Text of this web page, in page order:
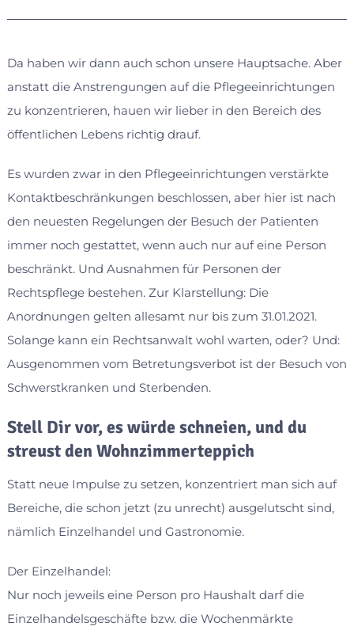
Da haben wir dann auch schon unsere Hauptsache. Aber
anstatt die Anstrengungen auf die Pflegeeinrichtungen
zu konzentrieren, hauen wir lieber in den Bereich des
öffentlichen Lebens richtig drauf.
Es wurden zwar in den Pflegeeinrichtungen verstärkte
Kontaktbeschränkungen beschlossen, aber hier ist nach
den neuesten Regelungen der Besuch der Patienten
immer noch gestattet, wenn auch nur auf eine Person
beschränkt. Und Ausnahmen für Personen der
Rechtspflege bestehen. Zur Klarstellung: Die
Anordnungen gelten allesamt nur bis zum 31.01.2021.
Solange kann ein Rechtsanwalt wohl warten, oder? Und:
Ausgenommen vom Betretungsverbot ist der Besuch von
Schwerstkranken und Sterbenden.
Stell Dir vor, es würde schneien, und du
streust den Wohnzimmerteppich
Statt neue Impulse zu setzen, konzentriert man sich auf
Bereiche, die schon jetzt (zu unrecht) ausgelutscht sind,
nämlich Einzelhandel und Gastronomie.
Der Einzelhandel:
Nur noch jeweils eine Person pro Haushalt darf die
Einzelhandelsgeschäfte bzw. die Wochenmärkte